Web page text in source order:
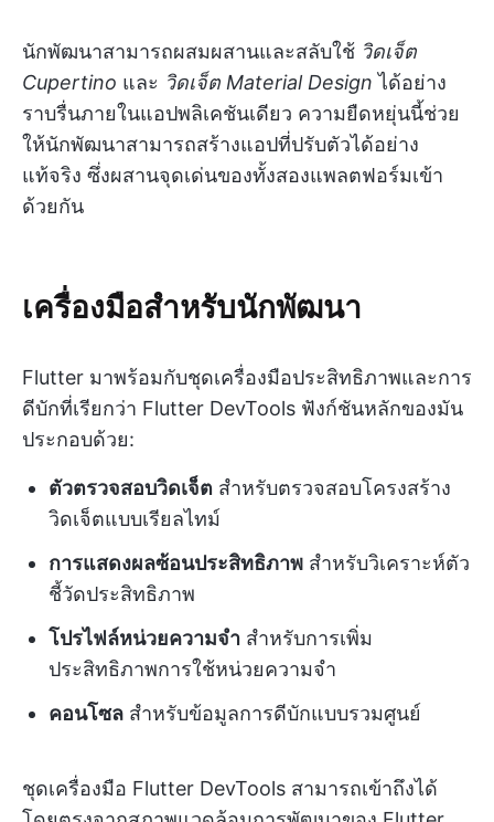
นักพัฒนาสามารถผสมผสานและสลับใช้ วิดเจ็ต
Cupertino และ วิดเจ็ต Material Design ได้อย่าง
ราบรื่นภายในแอปพลิเคชันเดียว ความยืดหยุ่นนี้ช่วย
ให้นักพัฒนาสามารถสร้างแอปที่ปรับตัวได้อย่าง
แท้จริง ซึ่งผสานจุดเด่นของทั้งสองแพลตฟอร์มเข้า
ด้วยกัน
เครื่องมือสำหรับนักพัฒนา
Flutter มาพร้อมกับชุดเครื่องมือประสิทธิภาพและการ
ดีบักที่เรียกว่า Flutter DevTools ฟังก์ชันหลักของมัน
ประกอบด้วย:
ตัวตรวจสอบวิดเจ็ต สำหรับตรวจสอบโครงสร้าง
วิดเจ็ตแบบเรียลไทม์
การแสดงผลซ้อนประสิทธิภาพ สำหรับวิเคราะห์ตัว
ชี้วัดประสิทธิภาพ
โปรไฟล์หน่วยความจำ สำหรับการเพิ่ม
ประสิทธิภาพการใช้หน่วยความจำ
คอนโซล สำหรับข้อมูลการดีบักแบบรวมศูนย์
ชุดเครื่องมือ Flutter DevTools สามารถเข้าถึงได้